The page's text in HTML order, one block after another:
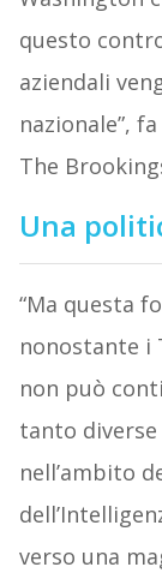
questo
aziendali
nazionale”,
The
Una
“Ma questa
nonostante i
non può
tanto diverse
nell’ambito
verso una